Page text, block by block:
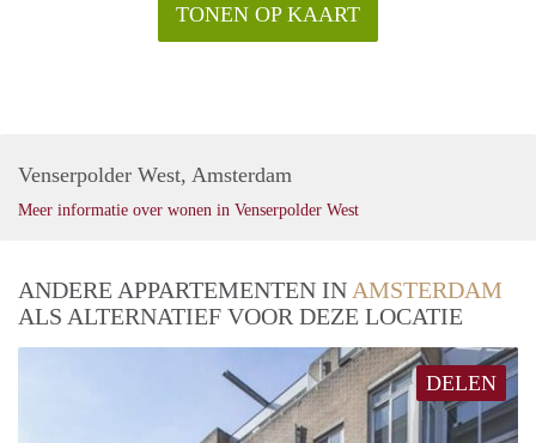
TONEN OP KAART
Venserpolder West, Amsterdam
Meer informatie over wonen in Venserpolder West
ANDERE APPARTEMENTEN IN AMSTERDAM
ALS ALTERNATIEF VOOR DEZE LOCATIE
DELEN